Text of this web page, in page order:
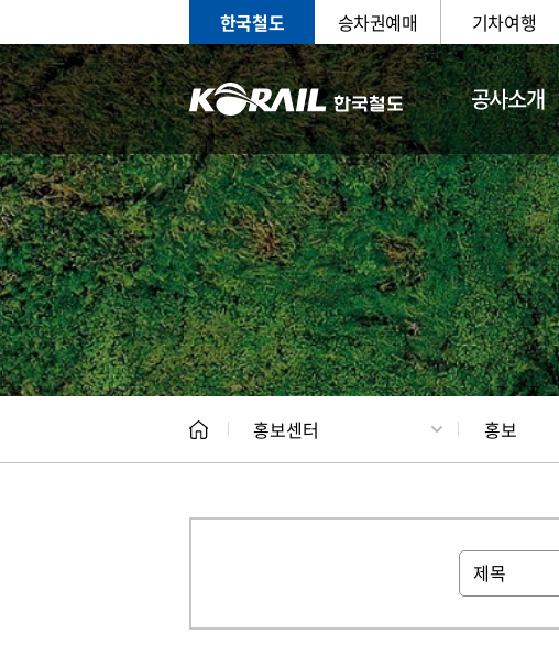
한국철도 승차권예매 기차여행
공사소개
홍보 문화사업
홍보센터 홍보